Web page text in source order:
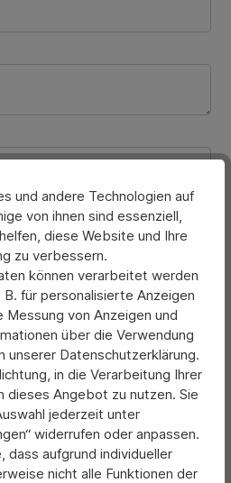
Felder sind Pflichtfelder.
zur Kenntnis
gelesen und bin mit ihnen
und andere Technologien auf
von ihnen sind essenziell,
diese Website und Ihre
zu verbessern.
können verarbeitet werden
für personalisierte Anzeigen
Messung von Anzeigen und
über die Verwendung
unserer Datenschutzerklärung.
in die Verarbeitung Ihrer
dieses Angebot zu nutzen. Sie
jederzeit unter
widerrufen oder anpassen.
dass aufgrund individueller
nicht alle Funktionen der